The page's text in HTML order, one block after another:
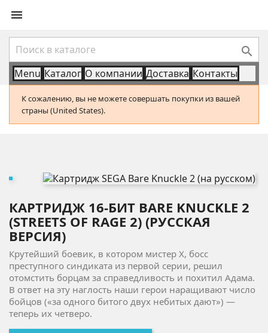


Menu Каталог О компании Доставка Контакты
К сожалению, вы не можете совершать покупки из вашей
страны (United States).
КАРТРИДЖ 16-БИТ BARE KNUCKLE 2
(STREETS OF RAGE 2) (РУССКАЯ
ВЕРСИЯ)
Крутейший боевик, в котором мистер Х, босс
преступного синдиката из первой серии, решил
отомстить борцам за справедливость и похитил Адама.
В ответ на эту наглость наши герои наращивают число
бойцов («за одного битого двух небитых дают») —
теперь их четверо.